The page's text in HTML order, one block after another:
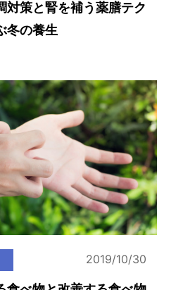
対策と腎を補う薬膳テク
冬の養生
2019/10/30